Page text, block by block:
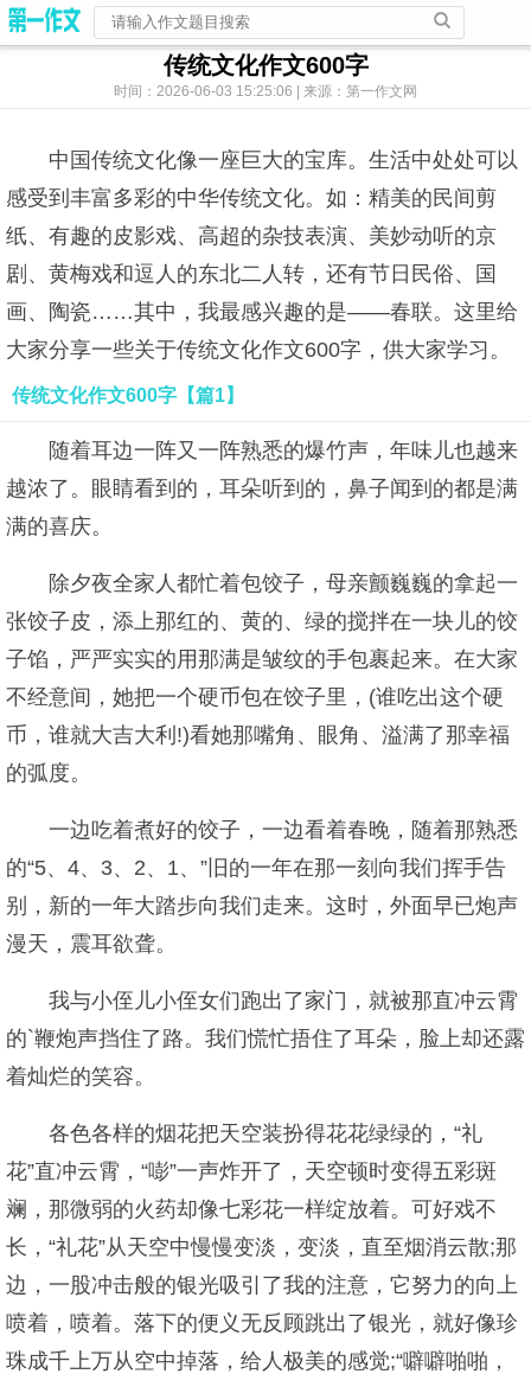
传统文化作文600字
时间：2026-06-03 15:25:06 | 来源：第一作文网
中国传统文化像一座巨大的宝库。生活中处处可以
感受到丰富多彩的中华传统文化。如：精美的民间剪
纸、有趣的皮影戏、高超的杂技表演、美妙动听的京
剧、黄梅戏和逗人的东北二人转，还有节日民俗、国
画、陶瓷……其中，我最感兴趣的是——春联。这里给
大家分享一些关于传统文化作文600字，供大家学习。
传统文化作文600字【篇1】
随着耳边一阵又一阵熟悉的爆竹声，年味儿也越来
越浓了。眼睛看到的，耳朵听到的，鼻子闻到的都是满
满的喜庆。
除夕夜全家人都忙着包饺子，母亲颤巍巍的拿起一
张饺子皮，添上那红的、黄的、绿的搅拌在一块儿的饺
子馅，严严实实的用那满是皱纹的手包裹起来。在大家
不经意间，她把一个硬币包在饺子里，(谁吃出这个硬
币，谁就大吉大利!)看她那嘴角、眼角、溢满了那幸福
的弧度。
一边吃着煮好的饺子，一边看着春晚，随着那熟悉
的“5、4、3、2、1、”旧的一年在那一刻向我们挥手告
别，新的一年大踏步向我们走来。这时，外面早已炮声
漫天，震耳欲聋。
我与小侄儿小侄女们跑出了家门，就被那直冲云霄
的`鞭炮声挡住了路。我们慌忙捂住了耳朵，脸上却还露
着灿烂的笑容。
各色各样的烟花把天空装扮得花花绿绿的，“礼
花”直冲云霄，“嘭”一声炸开了，天空顿时变得五彩斑
斓，那微弱的火药却像七彩花一样绽放着。可好戏不
长，“礼花”从天空中慢慢变淡，变淡，直至烟消云散;那
边，一股冲击般的银光吸引了我的注意，它努力的向上
喷着，喷着。落下的便义无反顾跳出了银光，就好像珍
珠成千上万从空中掉落，给人极美的感觉;“噼噼啪啪，